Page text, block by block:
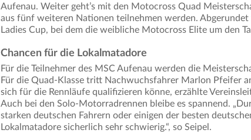
Aufenau. Weiter geht’s mit den Motocross Quad
aus fünf weiteren Nationen teilnehmen werden.
Ladies Cup, bei dem die weibliche Motocross Elite um den
Chancen für die Lokalmatadore
Für die Teilnehmer des MSC Aufenau werden die
Für die Quad-Klasse tritt Nachwuchsfahrer Marlon Pfeifer
sich für die Rennläufe qualifizieren könne, erzählte
Auch bei den Solo-Motorradrennen bleibe es spannend.
starken deutschen Fahrern oder einigen der besten
Lokalmatadore sicherlich sehr schwierig.“, so Seipel.